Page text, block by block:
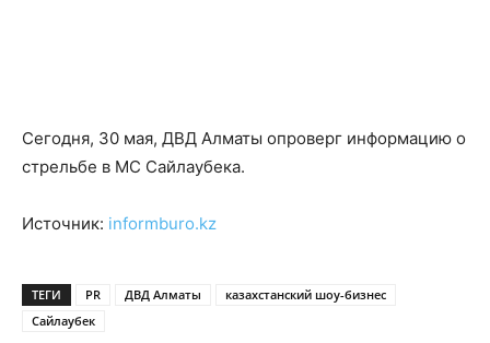
Сегодня, 30 мая, ДВД Алматы опроверг информацию о
стрельбе в МС Сайлаубека.
Источник: informburo.kz
ТЕГИ PR ДВД Алматы
казахстанский шоу-бизнес
Сайлаубек